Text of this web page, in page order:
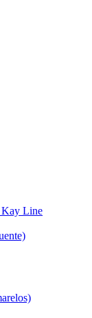
Kay Line